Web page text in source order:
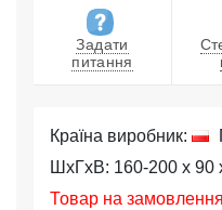
Задати
питання
Країна виробник:
ШхГхВ: 160-200 x 90
Товар на